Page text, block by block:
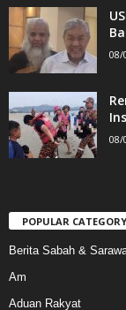
08/
08/
POPULAR CATEGORY
Berita Sabah &
Am
Aduan Rakyat